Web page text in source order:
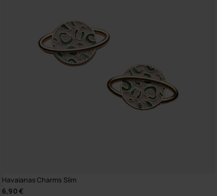
Havaianas Charms Slim
6,90 €